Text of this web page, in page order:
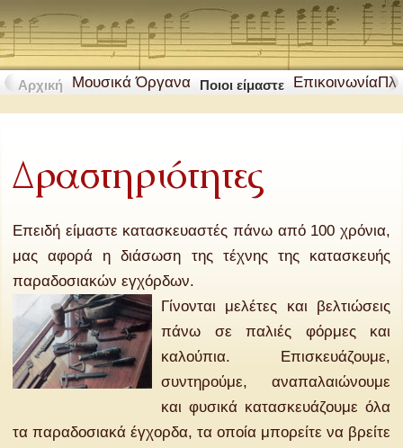
Αρχική Μουσικά Όργανα Ποιοι είμαστε Επικοινωνία
Δραστηριότητες
Επειδή είμαστε κατασκευαστές πάνω από 100 χρόνια,
μας αφορά η διάσωση της τέχνης της κατασκευής
παραδοσιακών εγχόρδων.
Γίνονται μελέτες και βελτιώσεις
πάνω σε παλιές φόρμες και
καλούπια. Επισκευάζουμε,
συντηρούμε, αναπαλαιώνουμε
και φυσικά κατασκευάζουμε όλα
τα παραδοσιακά έγχορδα, τα οποία μπορείτε να βρείτε